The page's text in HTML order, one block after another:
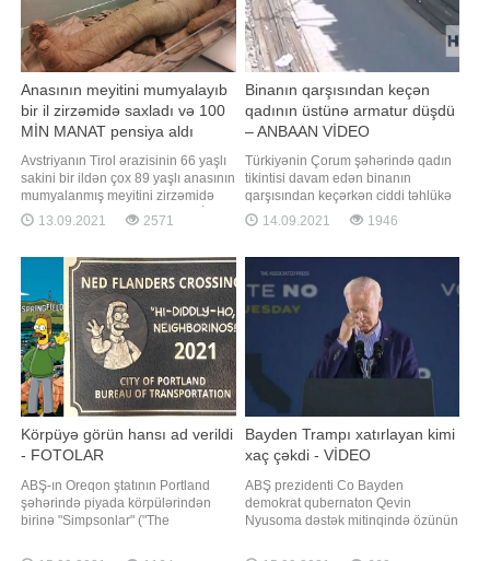
Anasının meyitini mumyalayıb
bir il zirzəmidə saxladı və 100
MİN MANAT pensiya aldı
Avstriyanın Tirol ərazisinin 66 yaşlı
sakini bir ildən çox 89 yaşlı anasının
mumyalanmış meyitini zirzəmidə
saxlayaraq, pensiyasını alıb. BİG.AZ
xəbər verir ki, bu barədə "BBC
görə, demensiya xəstəsi olan qadın
2020-ci ilin iyun ayında qocalıqdan
vəfat edib
13.09.2021 2571
Binanın qarşısından keçən
qadının üstünə armatur düşdü
– ANBAAN VİDEO
Türkiyənin Çorum şəhərində qadın
tikintisi davam edən binanın
qarşısından keçərkən ciddi təhlükə
ilə üzləşib. -a istinadən xəbər verir
ki, hadisə anbaan inşaat
Görüntülərdə qadının onun üstünə
düşən armatur dirəklərdən
yayınmağa çalışdığ
14.09.2021 1946
Körpüyə görün hansı ad verildi
- FOTOLAR
ABŞ-ın Oreqon ştatının Portland
şəhərində piyada körpülərindən
birinə "Simpsonlar" ("The
personajının adı verilib. xəbər verir
Bayden Trampı xatırlayan kimi
xaç çəkdi - VİDEO
ABŞ prezidenti Co Bayden
demokrat qubernaton Qevin
Nyusoma dəstək mitinqində özünün
xatırlayıb. -ın -a istinadən